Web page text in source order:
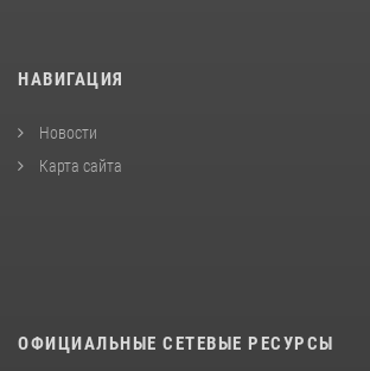
НАВИГАЦИЯ
Новости
Карта сайта
ОФИЦИАЛЬНЫЕ СЕТЕВЫЕ РЕСУРСЫ